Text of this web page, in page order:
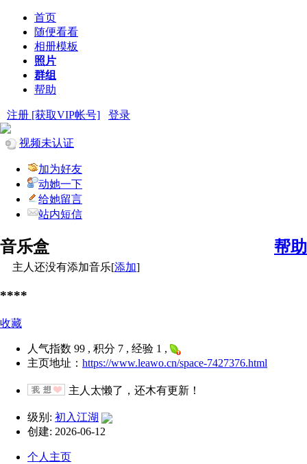
首页
随便看看
相册模板
照片
群组
帮助
注册 [获取VIP帐号] 登录
视频未认证
加为好友
动她一下
给她留言
站内短信
帮助
音乐盒
主人还没有添加音乐[添加]
****
收藏
人气指数 99 , 积分 7 , 经验 1 ,
主页地址： https://www.leawo.cn/space-7427376.html
主人太懒了，还木有更新！
级别: 初入江湖
创建: 2026-06-12
个人主页